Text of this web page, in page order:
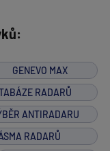
GENEVO MAX
RADARŮ
ANTIRADARU
RADARŮ